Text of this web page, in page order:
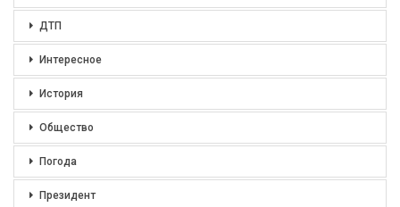
ДТП
Интересное
История
Общество
Погода
Президент